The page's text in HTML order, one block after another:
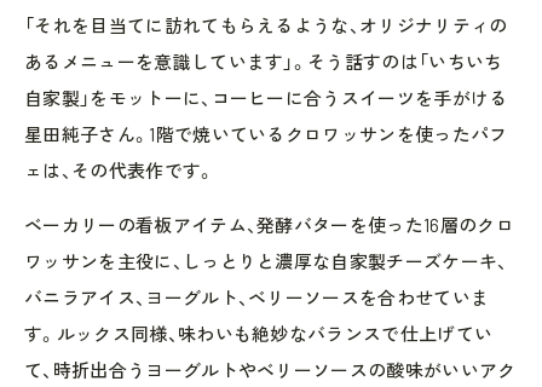
「それを目当てに訪れてもらえるような、オリジナリティの
あるメニューを意識しています」。そう話すのは「いちいち
自家製」をモットーに、コーヒーに合うスイーツを手がける
星田純子さん。1階で焼いているクロワッサンを使ったパフ
ェは、その代表作です。
ベーカリーの看板アイテム、発酵バターを使った16層のクロ
ワッサンを主役に、しっとりと濃厚な自家製チーズケーキ、
バニラアイス、ヨーグルト、ベリーソースを合わせていま
す。ルックス同様、味わいも絶妙なバランスで仕上げてい
て、時折出合うヨーグルトやベリーソースの酸味がいいアク